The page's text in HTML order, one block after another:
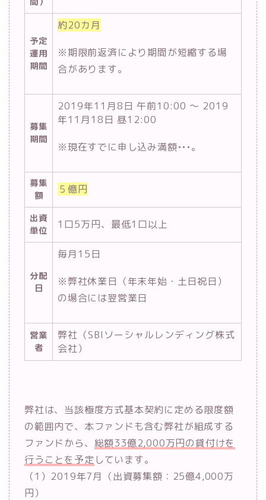
予定
運用
期間
約20カ月
※期限前返済により期間が短縮する場
合があります。
募集
期間
2019年11月8日 午前10:00 ～ 2019
年11月18日 昼12:00
※現在すでに申し込み満額•••。
募集
額
５億円
出資
単位
1口5万円、最低1口以上
分配
日
毎月15日
※弊社休業日（年末年始・土日祝日）
の場合には翌営業日
営業
者
弊社（SBIソーシャルレンディング株式
会社）
弊社は、当該極度方式基本契約に定める限度額
の範囲内で、本ファンドも含む弊社が組成する
ファンドから、 総額33億2,000万円の貸付けを
行うことを予定 しています。
（1）2019年7月（出資募集額：25億4,000万
円）